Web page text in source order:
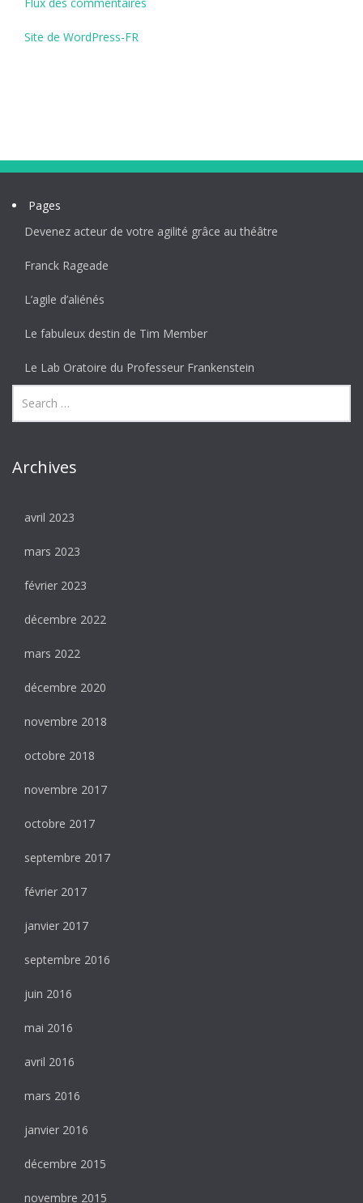
Site de WordPress-FR
Pages
Devenez acteur de votre agilité grâce au théâtre
Franck Rageade
L’agile d’aliénés
Le fabuleux destin de Tim Member
Le Lab Oratoire du Professeur Frankenstein
Archives
avril 2023
mars 2023
février 2023
décembre 2022
mars 2022
décembre 2020
novembre 2018
octobre 2018
novembre 2017
octobre 2017
septembre 2017
février 2017
janvier 2017
septembre 2016
juin 2016
mai 2016
avril 2016
mars 2016
janvier 2016
décembre 2015
novembre 2015